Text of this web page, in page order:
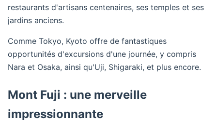
restaurants d'artisans centenaires, ses temples et ses
jardins anciens.
Comme Tokyo, Kyoto offre de fantastiques
opportunités d'excursions d'une journée, y compris
Nara et Osaka, ainsi qu'Uji, Shigaraki, et plus encore.
Mont Fuji : une merveille
impressionnante